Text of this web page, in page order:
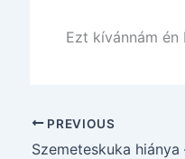
Ezt kívánnám én
PREVIOUS